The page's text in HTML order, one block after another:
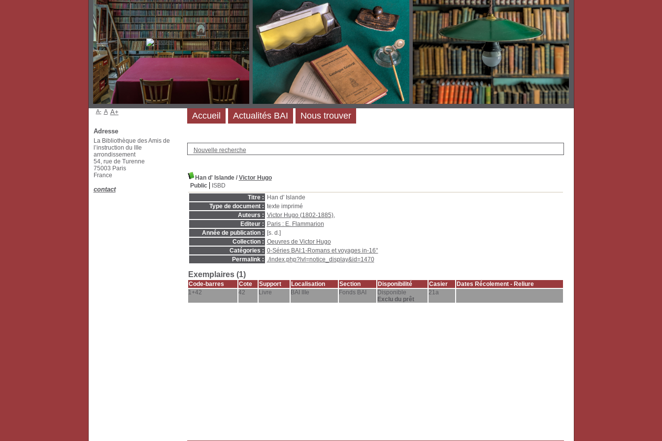
Nouvelle recherche
Han d' Islande/ Victor Hugo
Public
ISBD
Titre :
Han d' Islande
Type de document : texte imprimé
Auteurs : Victor Hugo (1802-1885),
Editeur :
Paris : E. Flammarion
Année de publication :
[s. d.]
Collection : Oeuvres de Victor Hugo
Catégories : 0-Séries BAI:1-Romans et voyages in-16°
Permalink : ./index.php?lvl=notice_display&id=1470
Exemplaires (1)
Code-barres Cote Support Localisation Section Disponibilité Casier
Dates Récolement - Reliure
1+42
42 Livre BAI IIIe Fonds BAI
Disponible
Exclu du prêt
21a
Accueil Actualités BAI Nous trouver
A- A A+
Adresse
La Bibliothèque des Amis de
l’instruction du IIIe
arrondissement
54, rue de Turenne
75003 Paris
France
contact